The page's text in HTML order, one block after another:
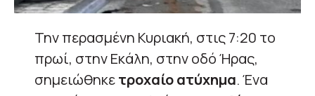
Την περασμένη Κυριακή, στις 7:20 το
πρωί, στην Εκάλη, στην οδό Ήρας,
σημειώθηκετροχαίο ατύχημα. Ένα